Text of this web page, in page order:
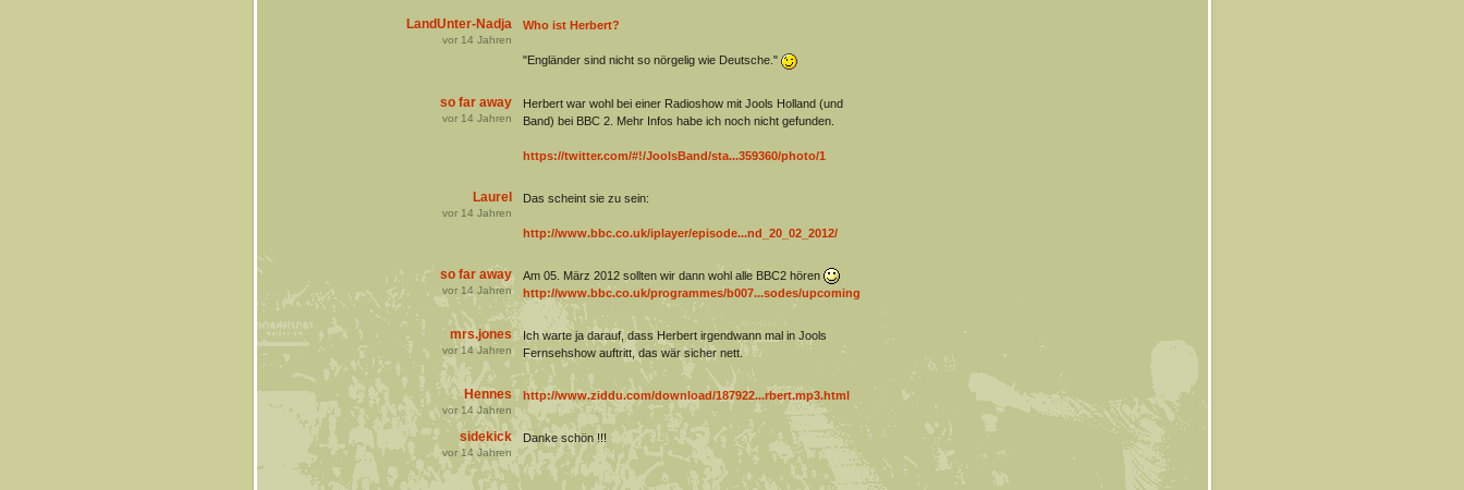
LandUnter-Nadja
vor 14 Jahren
Who ist Herbert?
"Engländer sind nicht so nörgelig wie Deutsche."
so far away
vor 14 Jahren
Herbert war wohl bei einer Radioshow mit Jools Holland (und
Band) bei BBC 2. Mehr Infos habe ich noch nicht gefunden.
https://twitter.com/#!/JoolsBand/sta...359360/photo/1
Laurel
vor 14 Jahren
Das scheint sie zu sein:
http://www.bbc.co.uk/iplayer/episode...nd_20_02_2012/
so far away
vor 14 Jahren
Am 05. März 2012 sollten wir dann wohl alle BBC2 hören
http://www.bbc.co.uk/programmes/b007...sodes/upcoming
mrs.jones
vor 14Jahren
Ich warte ja darauf, dass Herbert irgendwann mal in Jools
Fernsehshow auftritt, das wär sicher nett.
Hennes
vor14 Jahren
http://www.ziddu.com/download/187922...rbert.mp3.html
sidekick
vor14Jahren
Danke schön !!!